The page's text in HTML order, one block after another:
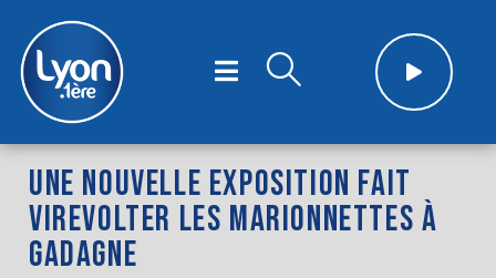
UNE NOUVELLE EXPOSITION FAIT
VIREVOLTER LES MARIONNETTES À
GADAGNE